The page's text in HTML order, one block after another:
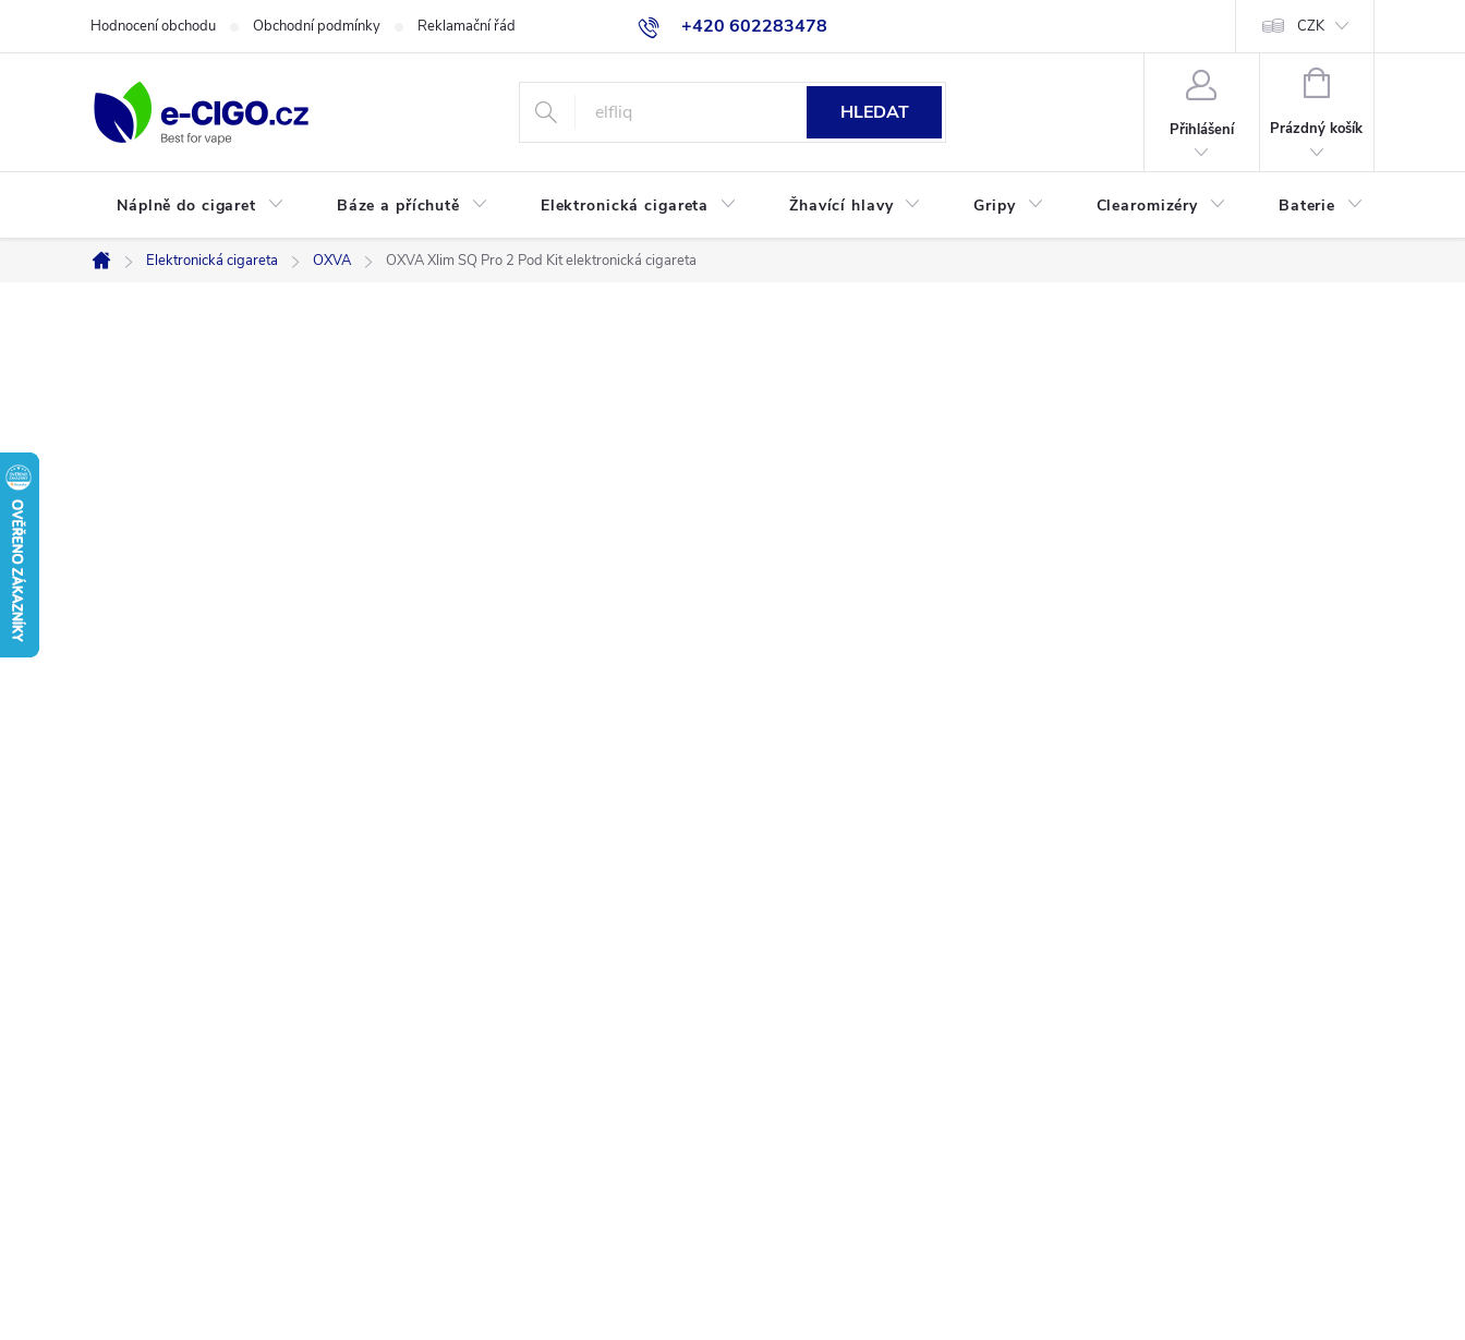
+420 602283478
Hodnocení obchodu Obchodní podmínky Reklamační řád Jak nakupovat CZK
HLEDAT
Přihlášení
NÁKUPNÍ
Prázdný košík
Náplně do cigaret Báze a příchutě Elektronická cigareta Žhavící hlavy Gripy Clearomizéry Baterie
Domů
Elektronická cigareta OXVA OXVA Xlim SQ Pro 2 Pod Kit elektronická cigareta